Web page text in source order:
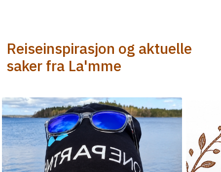
Reiseinspirasjon og aktuelle
saker fra La'mme